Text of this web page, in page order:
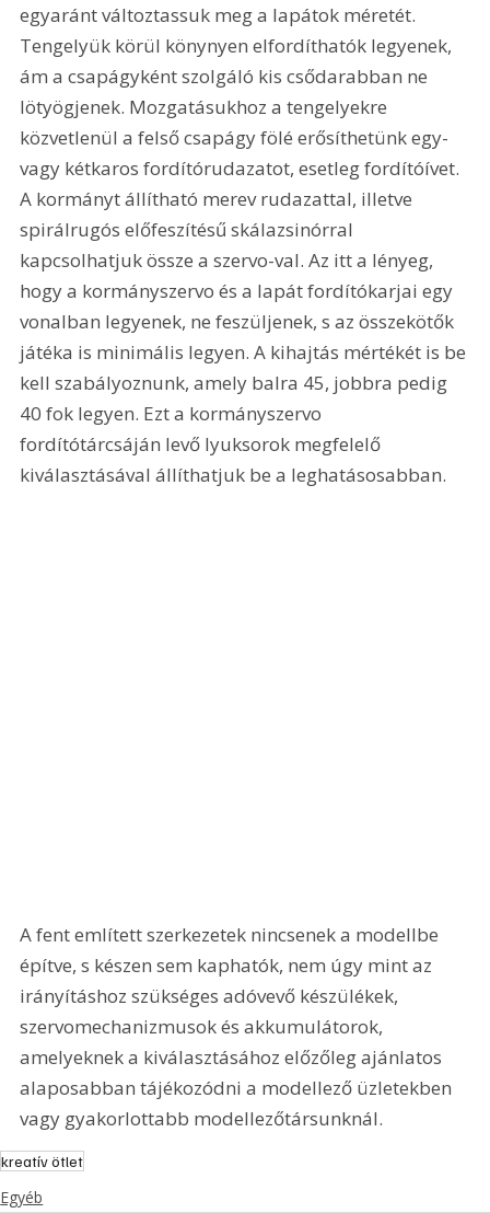
egyaránt változtassuk meg a lapátok méretét.
Tengelyük körül könynyen elfordíthatók legyenek,
ám a csapágyként szolgáló kis csődarabban ne
lötyögjenek. Mozgatásukhoz a tengelyekre
közvetlenül a felső csapágy fölé erősíthetünk egy-
vagy kétkaros fordítórudazatot, esetleg fordítóívet.
A kormányt állítható merev rudazattal, illetve
spirálrugós előfeszítésű skálazsinórral
kapcsolhatjuk össze a szervo-val. Az itt a lényeg,
hogy a kormányszervo és a lapát fordítókarjai egy
vonalban legyenek, ne feszüljenek, s az összekötők
játéka is minimális legyen. A kihajtás mértékét is be
kell szabályoznunk, amely balra 45, jobbra pedig
40 fok legyen. Ezt a kormányszervo
fordítótárcsáján levő lyuksorok megfelelő
kiválasztásával állíthatjuk be a leghatásosabban.
A fent említett szerkezetek nincsenek a modellbe
építve, s készen sem kaphatók, nem úgy mint az
irányításhoz szükséges adóvevő készülékek,
szervomechanizmusok és akkumulátorok,
amelyeknek a kiválasztásához előzőleg ajánlatos
alaposabban tájékozódni a modellező üzletekben
vagy gyakorlottabb modellezőtársunknál.
kreatív ötlet
Egyéb